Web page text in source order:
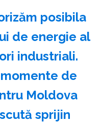
posibila
de energie al
industriali.
de
Moldova
sprijin